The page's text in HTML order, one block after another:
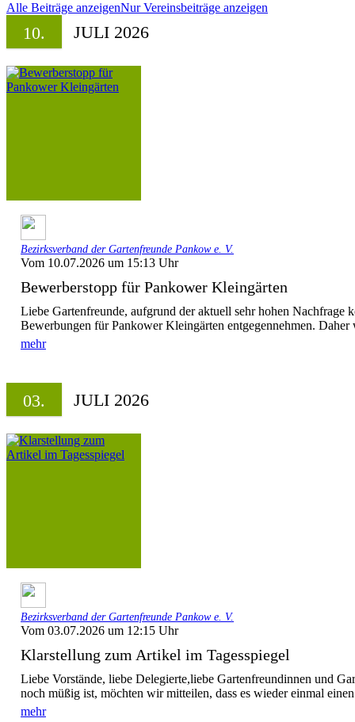
Alle Beiträge anzeigenNur Vereinsbeiträge anzeigen
10. JULI 2026
Bezirksverband der Gartenfreunde Pankow e. V.
Vom 10.07.2026 um 15:13 Uhr
Bewerberstopp für Pankower Kleingärten
Liebe Gartenfreunde, aufgrund der aktuell sehr hohen Nachfrage
Bewerbungen für Pankower Kleingärten entgegennehmen. Daher
mehr
03. JULI 2026
Bezirksverband der Gartenfreunde Pankow e. V.
Vom 03.07.2026 um 12:15 Uhr
Klarstellung zum Artikel im Tagesspiegel
Liebe Vorstände, liebe Delegierte,liebe Gartenfreundinnen und
noch müßig ist, möchten wir mitteilen, dass es wieder einmal
mehr